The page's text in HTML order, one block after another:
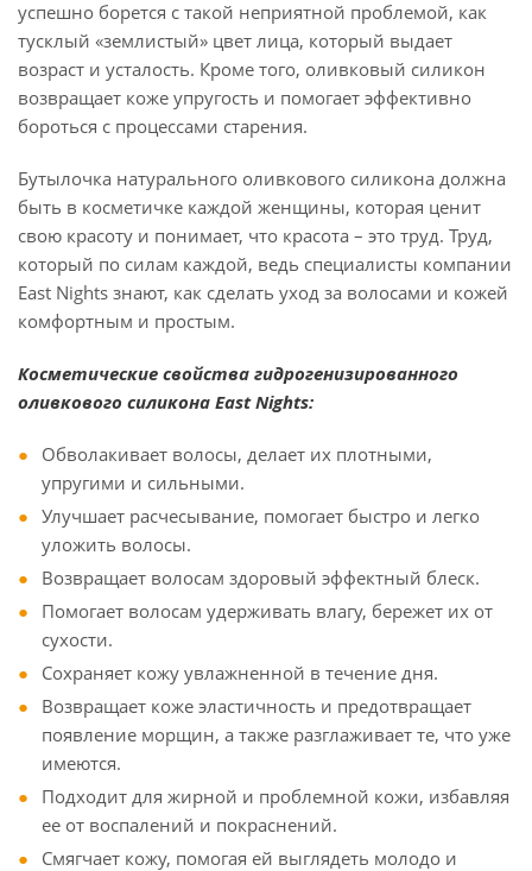
успешно борется с такой неприятной проблемой, как
тусклый «землистый» цвет лица, который выдает
возраст и усталость. Кроме того, оливковый силикон
возвращает коже упругость и помогает эффективно
бороться с процессами старения.
Бутылочка натурального оливкового силикона должна
быть в косметичке каждой женщины, которая ценит
свою красоту и понимает, что красота – это труд. Труд,
который по силам каждой, ведь специалисты компании
East Nights знают, как сделать уход за волосами и кожей
комфортным и простым.
Косметические свойства гидрогенизированного
оливкового силикона East Nights:
Обволакивает волосы, делает их плотными,
упругими и сильными.
Улучшает расчесывание, помогает быстро и легко
уложить волосы.
Возвращает волосам здоровый эффектный блеск.
Помогает волосам удерживать влагу, бережет их от
сухости.
Сохраняет кожу увлажненной в течение дня.
Возвращает коже эластичность и предотвращает
появление морщин, а также разглаживает те, что уже
имеются.
Подходит для жирной и проблемной кожи, избавляя
ее от воспалений и покраснений.
Смягчает кожу, помогая ей выглядеть молодо и